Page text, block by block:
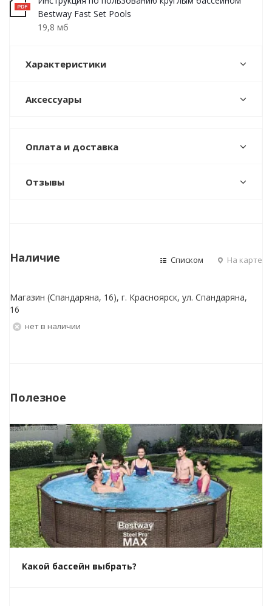
Bestway Fast Set Pools
19,8 мб
Характеристики
Аксессуары
Оплата и доставка
Отзывы
Наличие Списком На карте
Магазин (Спандаряна, 16), г. Красноярск, ул. Спандаряна,
16
Нет в наличии
Полезное
Какой бассейн выбрать?